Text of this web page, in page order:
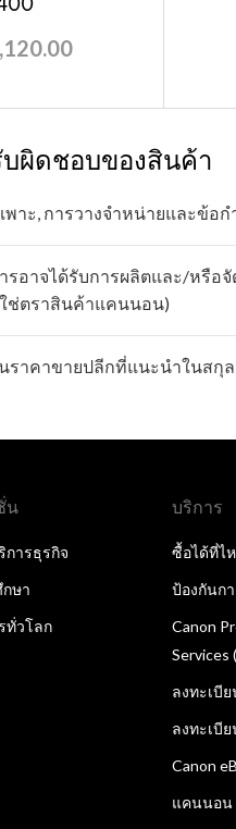
ผิดชอบของสินค้า
พาะ, การวางจำหน่ายและข้
อาจได้รับการผลิตและ/หรือ
ตราสินค้าแคนนอน)
ราคาขายปลีกที่แนะนำในสกุ
น
การธุรกิจ
ษา
ทั่วโลก
บริการ
ซื้อได้ที่ไ
ป้องกันก
Canon
Services
ลงทะเบี
ลงทะเบี
Canon
แคนนอน